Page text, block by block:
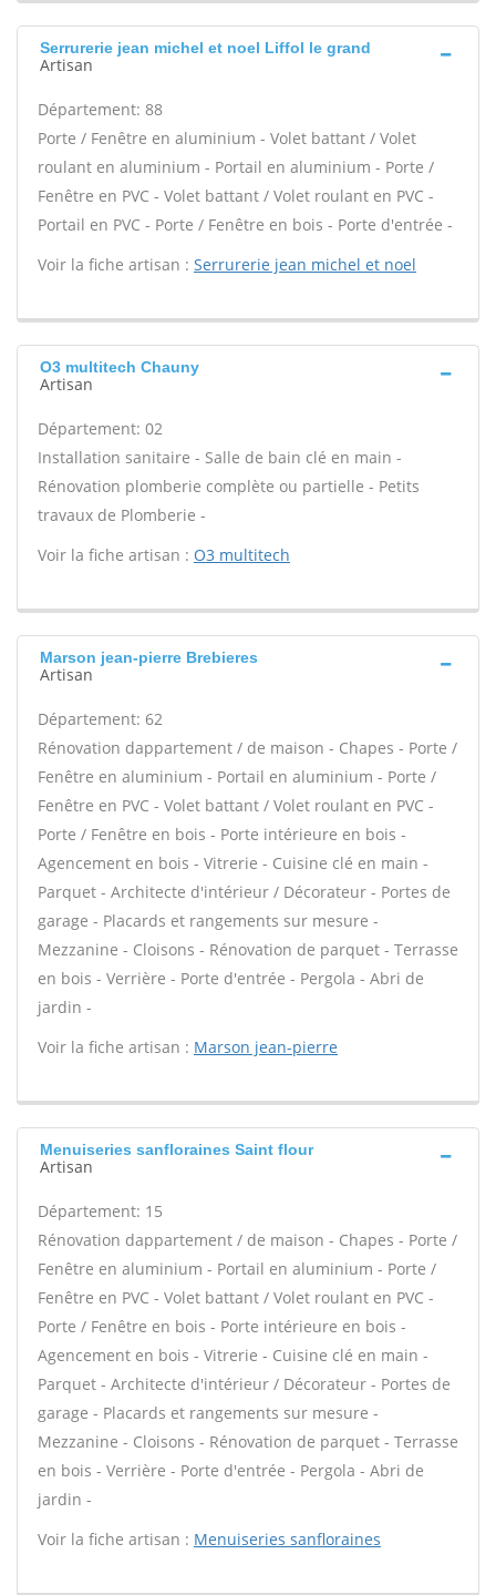
Serrurerie jean michel et noel Liffol le grand
Artisan
Département: 88
Porte / Fenêtre en aluminium - Volet battant / Volet
roulant en aluminium - Portail en aluminium - Porte /
Fenêtre en PVC - Volet battant / Volet roulant en PVC -
Portail en PVC - Porte / Fenêtre en bois - Porte d'entrée -
Voir la fiche artisan : Serrurerie jean michel et noel
O3 multitech Chauny
Artisan
Département: 02
Installation sanitaire - Salle de bain clé en main -
Rénovation plomberie complète ou partielle - Petits
travaux de Plomberie -
Voir la fiche artisan : O3 multitech
Marson jean-pierre Brebieres
Artisan
Département: 62
Rénovation dappartement / de maison - Chapes - Porte /
Fenêtre en aluminium - Portail en aluminium - Porte /
Fenêtre en PVC - Volet battant / Volet roulant en PVC -
Porte / Fenêtre en bois - Porte intérieure en bois -
Agencement en bois - Vitrerie - Cuisine clé en main -
Parquet - Architecte d'intérieur / Décorateur - Portes de
garage - Placards et rangements sur mesure -
Mezzanine - Cloisons - Rénovation de parquet - Terrasse
en bois - Verrière - Porte d'entrée - Pergola - Abri de
jardin -
Voir la fiche artisan : Marson jean-pierre
Menuiseries sanfloraines Saint flour
Artisan
Département: 15
Rénovation dappartement / de maison - Chapes - Porte /
Fenêtre en aluminium - Portail en aluminium - Porte /
Fenêtre en PVC - Volet battant / Volet roulant en PVC -
Porte / Fenêtre en bois - Porte intérieure en bois -
Agencement en bois - Vitrerie - Cuisine clé en main -
Parquet - Architecte d'intérieur / Décorateur - Portes de
garage - Placards et rangements sur mesure -
Mezzanine - Cloisons - Rénovation de parquet - Terrasse
en bois - Verrière - Porte d'entrée - Pergola - Abri de
jardin -
Voir la fiche artisan : Menuiseries sanfloraines